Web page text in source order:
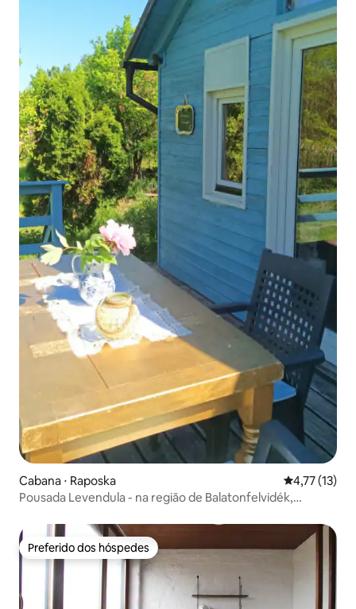
Cabana ⋅ Raposka 4,77 de uma
4,77 (13)
Pousada Levendula - na região de Balatonfelvidék,
Preferido dos hóspedes
Preferido dos hóspedes